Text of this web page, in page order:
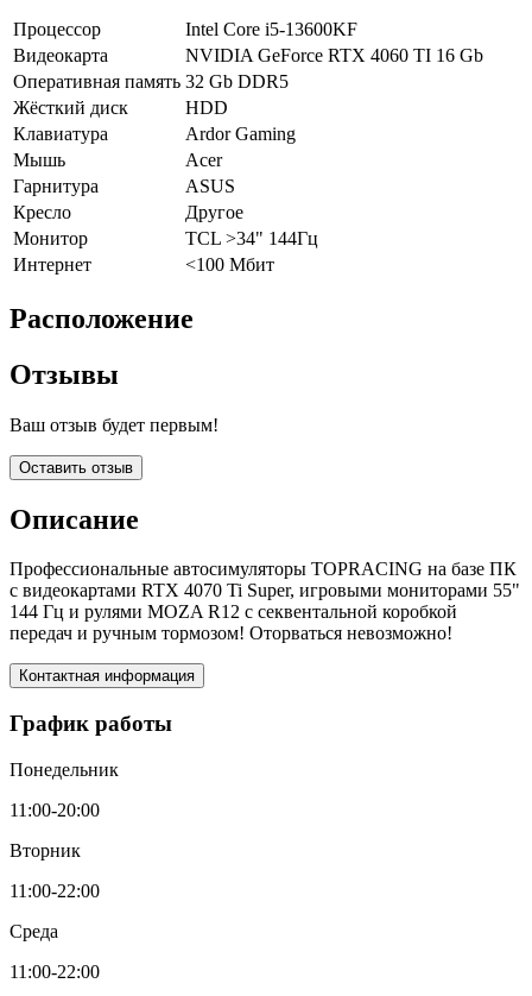
Процессор
Intel Core i5-13600KF
Видеокарта
NVIDIA GeForce RTX 4060 TI 16 Gb
Оперативная память 32 Gb DDR5
Жёсткий диск
HDD
Клавиатура
Ardor Gaming
Мышь
Acer
Гарнитура
ASUS
Кресло
Другое
Монитор
TCL >34" 144Гц
Интернет
<100 Мбит
Расположение
Отзывы
Ваш отзыв будет первым!
Оставить отзыв
Описание
Профессиональные автосимуляторы TOPRACING на базе ПК
с видеокартами RTX 4070 Ti Super, игровыми мониторами 55"
144 Гц и рулями MOZA R12 c секвентальной коробкой
передач и ручным тормозом! Оторваться невозможно!
Контактная информация
График работы
Понедельник
11:00-20:00
Вторник
11:00-22:00
Среда
11:00-22:00